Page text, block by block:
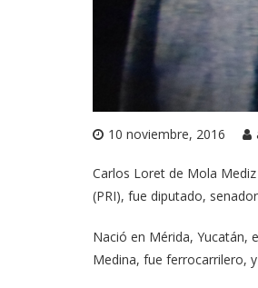
10 noviembre, 2016
Carlos Loret de Mola
(PRI), fue diputado,
Nació en Mérida, Yucatán,
Medina, fue ferrocarrilero,